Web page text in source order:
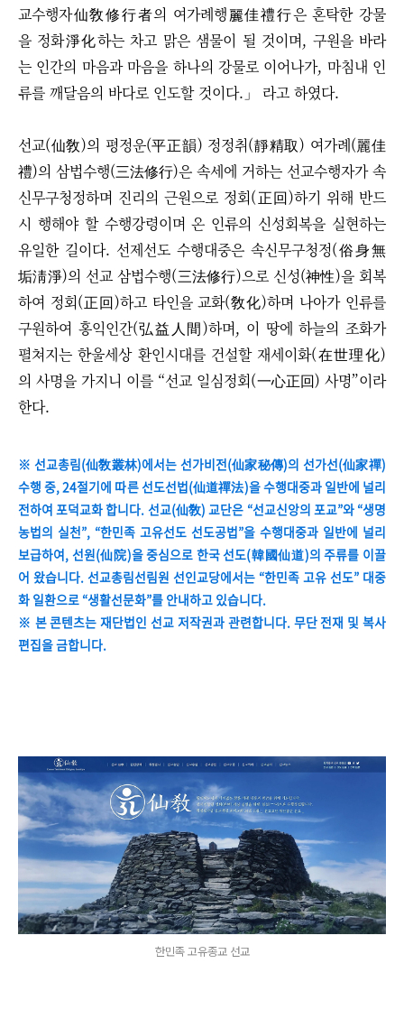
교수행자仙敎修行者의 여가례행麗佳禮行은 혼탁한 강물
을 정화淨化하는 차고 맑은 샘물이 될 것이며, 구원을 바라
는 인간의 마음과 마음을 하나의 강물로 이어나가, 마침내 인
류를 깨달음의 바다로 인도할 것이다.」 라고 하였다.
선교(仙敎)의 평정운(平正韻) 정정취(靜精取) 여가례(麗佳
禮)의 삼법수행(三法修行)은 속세에 거하는 선교수행자가 속
신무구청정하며 진리의 근원으로 정회(正回)하기 위해 반드
시 행해야 할 수행강령이며 온 인류의 신성회복을 실현하는
유일한 길이다. 선제선도 수행대중은 속신무구청정(俗身無
垢淸淨)의 선교 삼법수행(三法修行)으로 신성(神性)을 회복
하여 정회(正回)하고 타인을 교화(敎化)하며 나아가 인류를
구원하여 홍익인간(弘益人間)하며, 이 땅에 하늘의 조화가
펼쳐지는 한울세상 환인시대를 건설할 재세이화(在世理化)
의 사명을 가지니 이를 “선교 일심정회(一心正回) 사명”이라
한다.
※ 선교총림(仙敎叢林)에서는 선가비전(仙家秘傳)의 선가선(仙家禪)
수행 중, 24절기에 따른 선도선법(仙道禪法)을 수행대중과 일반에 널리
전하여 포덕교화 합니다. 선교(仙敎) 교단은 “선교신앙의 포교”와 “생명
농법의 실천”, “한민족 고유선도 선도공법”을 수행대중과 일반에 널리
보급하여, 선원(仙院)을 중심으로 한국 선도(韓國仙道)의 주류를 이끌
어 왔습니다. 선교총림선림원 선인교당에서는 “한민족 고유 선도” 대중
화 일환으로 “생활선문화”를 안내하고 있습니다.
※ 본 콘텐츠는 재단법인 선교 저작권과 관련합니다. 무단 전재 및 복사
편집을 금합니다.
한민족 고유종교 선교